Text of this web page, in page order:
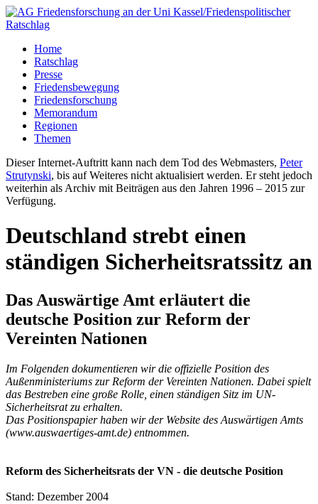
Home
Ratschlag
Presse
Friedensbewegung
Friedensforschung
Memorandum
Regionen
Themen
Dieser Internet-Auftritt kann nach dem Tod des Webmasters, Peter
Strutynski, bis auf Weiteres nicht aktualisiert werden. Er steht jedoch
weiterhin als Archiv mit Beiträgen aus den Jahren 1996 – 2015 zur
Verfügung.
Deutschland strebt einen
ständigen Sicherheitsratssitz an
Das Auswärtige Amt erläutert die
deutsche Position zur Reform der
Vereinten Nationen
Im Folgenden dokumentieren wir die offizielle Position des
Außenministeriums zur Reform der Vereinten Nationen. Dabei spielt
das Bestreben eine große Rolle, einen ständigen Sitz im UN-
Sicherheitsrat zu erhalten.
Das Positionspapier haben wir der Website des Auswärtigen Amts
(www.auswaertiges-amt.de) entnommen.
Reform des Sicherheitsrats der VN - die deutsche Position
Stand: Dezember 2004